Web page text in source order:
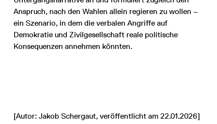
Anspruch, nach den Wahlen allein regieren zu wollen –
ein Szenario, in dem die verbalen Angriffe auf
Demokratie und Zivilgesellschaft reale politische
Konsequenzen annehmen könnten.
[Autor: Jakob Schergaut, veröffentlicht am 22.01.2026]